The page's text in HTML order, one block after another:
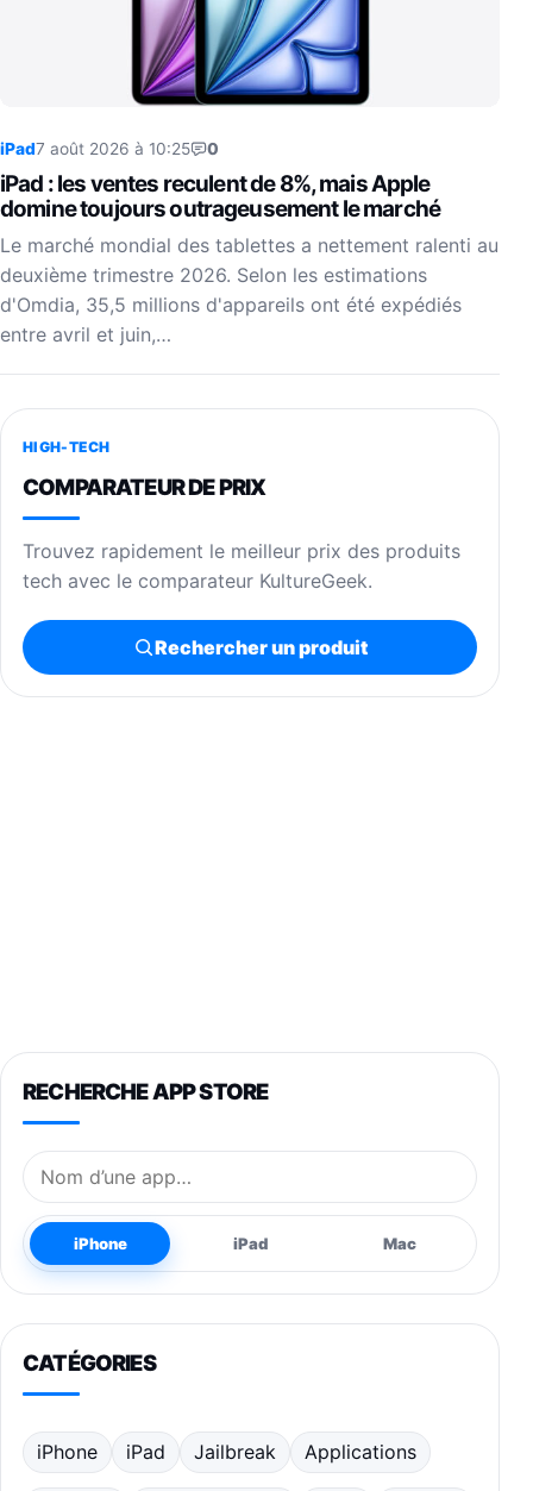
iPad7 août 2026 à 10:25 0
iPad : les ventes reculent de 8%, mais Apple
domine toujours outrageusement le marché
Le marché mondial des tablettes a nettement ralenti au
deuxième trimestre 2026. Selon les estimations
d'Omdia, 35,5 millions d'appareils ont été expédiés
entre avril et juin,…
HIGH-TECH
COMPARATEUR DE PRIX
Trouvez rapidement le meilleur prix des produits
tech avec le comparateur KultureGeek.
Rechercher un produit
RECHERCHE APP STORE
Nom de l’application
iPhone iPad Mac
CATÉGORIES
iPhone iPad Jailbreak Applications